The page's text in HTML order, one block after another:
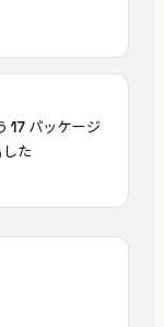
17 パッケージ
た